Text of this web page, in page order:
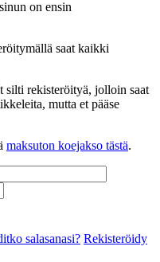
on ensin
saat kaikki
silti rekisteröityä, jolloin saat
mutta et pääse
maksuton koejakso tästä.
salasanasi? Rekisteröidy